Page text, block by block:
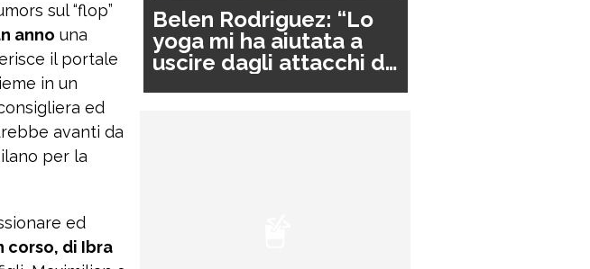
sul “flop”
anno una
il portale
in un
ed
avanti da
per la
ed
corso, di Ibra
Belen Rodriguez: “Lo
yoga mi ha aiutata a
uscire dagli attacchi di